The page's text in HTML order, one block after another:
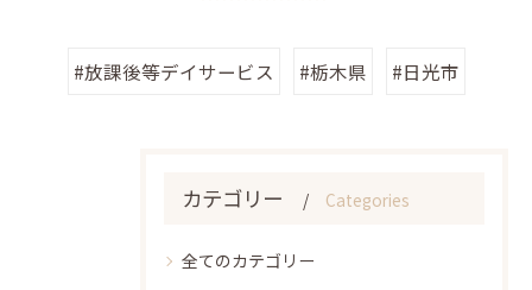
#放課後等デイサービス #栃木県 #日光市
カテゴリー Categories
全てのカテゴリー